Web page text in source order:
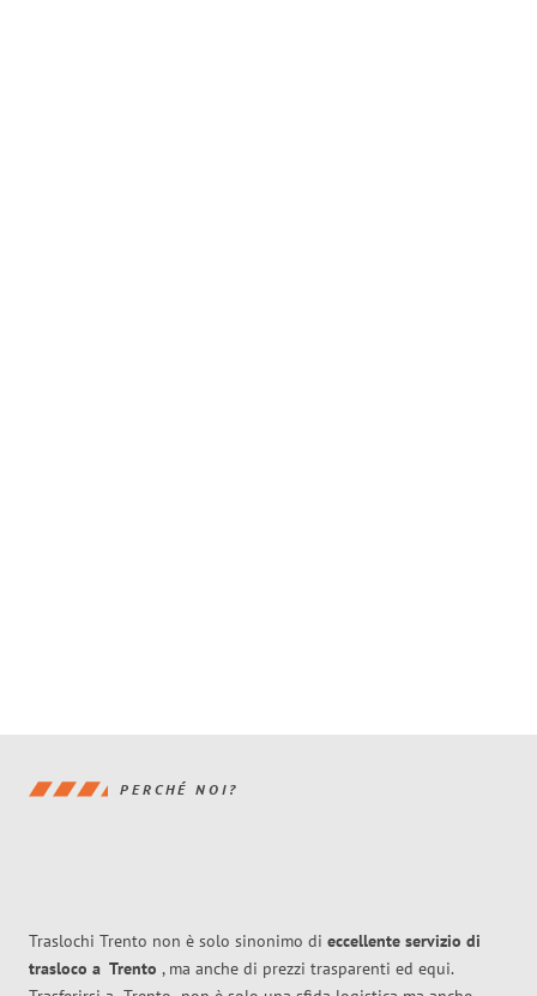
PERCHÉ NOI?
Traslochi Trento non è solo sinonimo di eccellente servizio di
trasloco a Trento , ma anche di prezzi trasparenti ed equi.